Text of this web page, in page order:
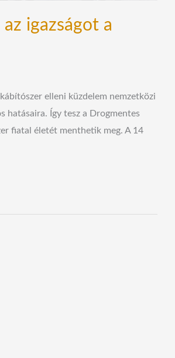
igazságot a
elleni küzdelem nemzetközi
hatásaira. Így tesz a Drogmentes
fiatal életét menthetik meg. A 14